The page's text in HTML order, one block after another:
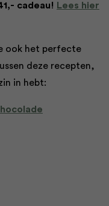
cadeau! Lees hier
ook het perfecte
deze recepten,
in hebt: